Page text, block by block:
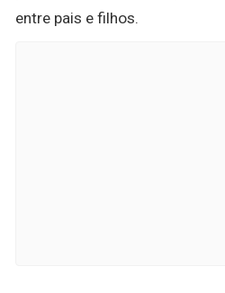
entre pais e filhos.